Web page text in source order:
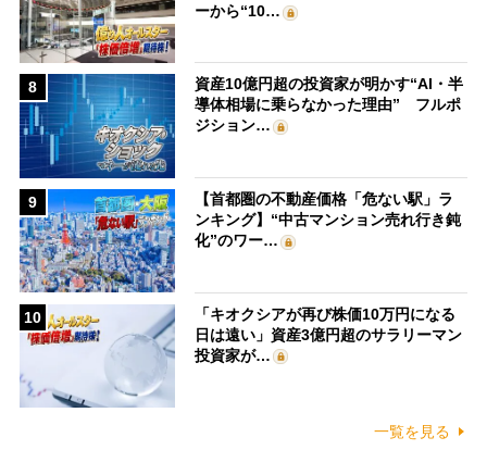
ーから“10…
8
資産10億円超の投資家が明かす“AI・半
導体相場に乗らなかった理由” フルポ
ジション…
9
【首都圏の不動産価格「危ない駅」ラ
ンキング】“中古マンション売れ行き鈍
化”のワー…
10
「キオクシアが再び株価10万円になる
日は遠い」資産3億円超のサラリーマン
投資家が…
一覧を見る